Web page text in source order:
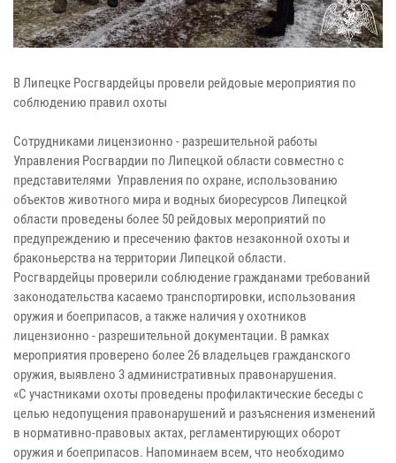
В Липецке Росгвардейцы провели рейдовые мероприятия по
соблюдению правил охоты
Сотрудниками лицензионно - разрешительной работы
Управления Росгвардии по Липецкой области совместно с
представителями Управления по охране, использованию
объектов животного мира и водных биоресурсов Липецкой
области проведены более 50 рейдовых мероприятий по
предупреждению и пресечению фактов незаконной охоты и
браконьерства на территории Липецкой области.
Росгвардейцы проверили соблюдение гражданами требований
законодательства касаемо транспортировки, использования
оружия и боеприпасов, а также наличия у охотников
лицензионно - разрешительной документации. В рамках
мероприятия проверено более 26 владельцев гражданского
оружия, выявлено 3 административных правонарушения.
«С участниками охоты проведены профилактические беседы с
целью недопущения правонарушений и разъяснения изменений
в нормативно-правовых актах, регламентирующих оборот
оружия и боеприпасов. Напоминаем всем, что необходимо